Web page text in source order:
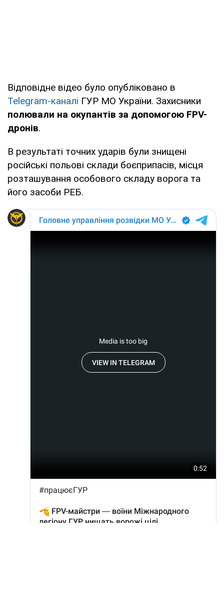
Відповідне відео було опубліковано в
Telegram-каналі ГУР МО України. Захисники
полювали на окупантів за допомогою FPV-
дронів.
В результаті точних ударів були знищені
російські польові склади боєприпасів, місця
розташування особового складу ворога та
його засоби РЕБ.